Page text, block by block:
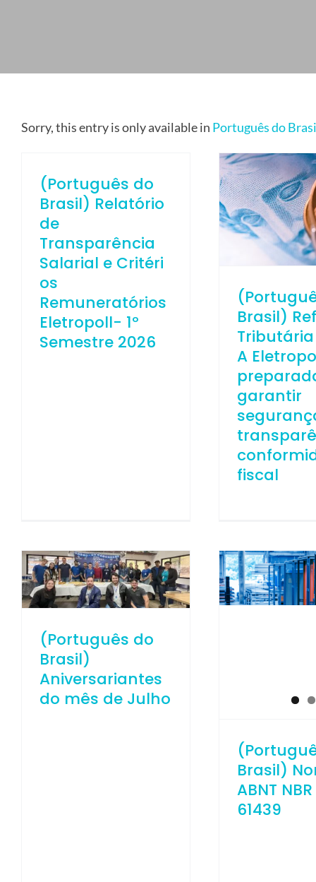
Sorry, this entry is only available in Português do
(Português do
Brasil) Relatório
de
Transparência
Salarial e Critéri
os
Remuneratórios
Eletropoll- 1º
Semestre 2026
Brasil)
A
garantir
fiscal
(Português do
Brasil)
Aniversariantes
do mês de Julho
Brasil)
ABNT
61439